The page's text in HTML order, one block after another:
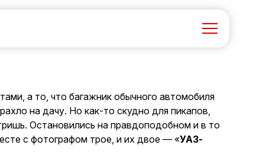
а то, что багажник обычного автомобиля
на дачу. Но как-то скудно для пикапов,
Остановились на правдоподобном и в то
с фотографом трое, и их двое — «УАЗ-